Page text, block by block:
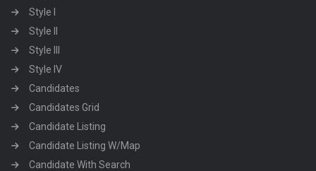
Style I
Style II
Style III
Style IV
Candidates
Candidates Grid
Candidate Listing
Candidate Listing W/Map
Candidate With Search